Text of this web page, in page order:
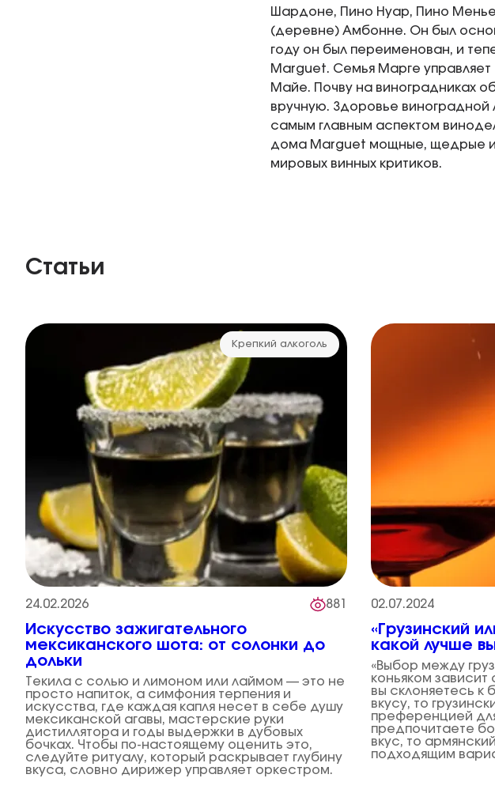
Шардоне, Пино Нуар, Пино
(деревне) Амбонне. Он был
году он был переименован, и
Marguet. Семья Марге управляет
Майе. Почву на виноградниках
вручную. Здоровье виноградной
самым главным аспектом
дома Marguet мощные, щедрые и
мировых винных критиков.
Статьи
Крепкий алкоголь
24.02.2026 881
Искусство зажигательного
мексиканского шота: от солонки до
дольки
Текила с солью и лимоном или лаймом — это не
просто напиток, а симфония терпения и
искусства, где каждая капля несет в себе душу
мексиканской агавы, мастерские руки
дистиллятора и годы выдержки в дубовых
бочках. Чтобы по-настоящему оценить это,
следуйте ритуалу, который раскрывает глубину
вкуса, словно дирижер управляет оркестром.
02.07.2024
«Грузинский
какой лучше
«Выбор между
коньяком зависит
вы склоняетесь к
вкусу, то
преференцией
предпочитаете
вкус, то
подходящим